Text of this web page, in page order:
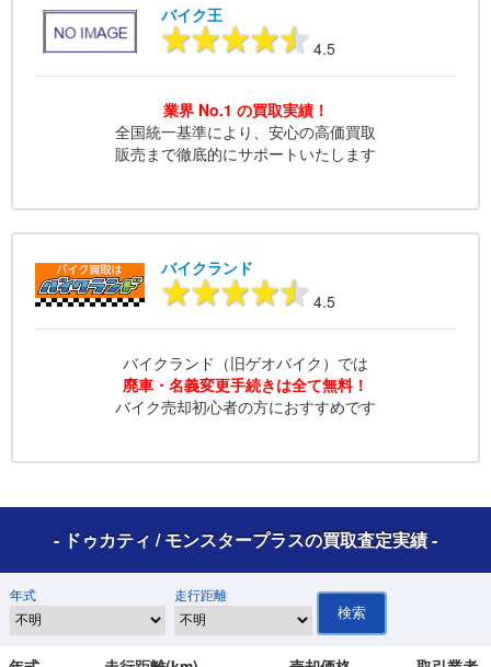
バイク王
4.5
業界 No.1 の買取実績！
全国統一基準により、安心の高価買取
販売まで徹底的にサポートいたします
バイクランド
4.5
バイクランド（旧ゲオバイク）では
廃車・名義変更手続きは全て無料！
バイク売却初心者の方におすすめです
- ドゥカティ / モンスタープラスの買取査定実績 -
年式 走行距離
検索